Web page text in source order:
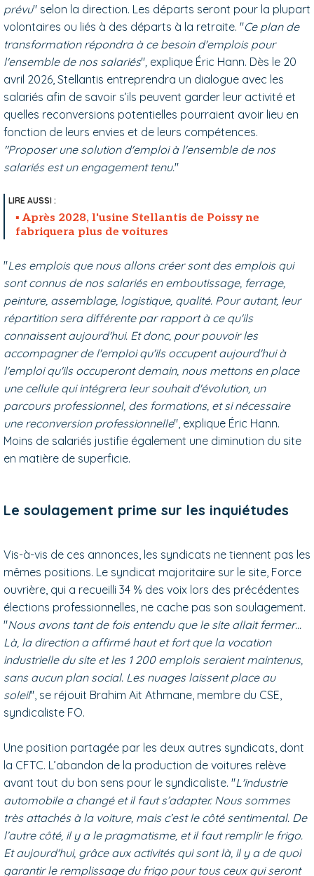
prévu" selon la direction. Les départs seront pour la plupart
volontaires ou liés à des départs à la retraite. "Ce plan de
transformation répondra à ce besoin d'emplois pour
l'ensemble de nos salariés", explique Éric Hann. Dès le 20
avril 2026, Stellantis entreprendra un dialogue avec les
salariés afin de savoir s’ils peuvent garder leur activité et
quelles reconversions potentielles pourraient avoir lieu en
fonction de leurs envies et de leurs compétences.
"Proposer une solution d'emploi à l'ensemble de nos
salariés est un engagement tenu."
Après 2028, l'usine Stellantis de Poissy ne
fabriquera plus de voitures
"Les emplois que nous allons créer sont des emplois qui
sont connus de nos salariés en emboutissage, ferrage,
peinture, assemblage, logistique, qualité. Pour autant, leur
répartition sera différente par rapport à ce qu'ils
connaissent aujourd'hui. Et donc, pour pouvoir les
accompagner de l'emploi qu'ils occupent aujourd'hui à
l'emploi qu'ils occuperont demain, nous mettons en place
une cellule qui intégrera leur souhait d'évolution, un
parcours professionnel, des formations, et si nécessaire
une reconversion professionnelle", explique Éric Hann.
Moins de salariés justifie également une diminution du site
en matière de superficie.
Le soulagement prime sur les inquiétudes
Vis-à-vis de ces annonces, les syndicats ne tiennent pas les
mêmes positions. Le syndicat majoritaire sur le site, Force
ouvrière, qui a recueilli 34 % des voix lors des précédentes
élections professionnelles, ne cache pas son soulagement.
"Nous avons tant de fois entendu que le site allait fermer…
Là, la direction a affirmé haut et fort que la vocation
industrielle du site et les 1 200 emplois seraient maintenus,
sans aucun plan social. Les nuages laissent place au
soleil", se réjouit Brahim Ait Athmane, membre du CSE,
syndicaliste FO.
Une position partagée par les deux autres syndicats, dont
la CFTC. L’abandon de la production de voitures relève
avant tout du bon sens pour le syndicaliste. "L'industrie
automobile a changé et il faut s’adapter. Nous sommes
très attachés à la voiture, mais c’est le côté sentimental. De
l’autre côté, il y a le pragmatisme, et il faut remplir le frigo.
Et aujourd'hui, grâce aux activités qui sont là, il y a de quoi
garantir le remplissage du frigo pour tous ceux qui seront